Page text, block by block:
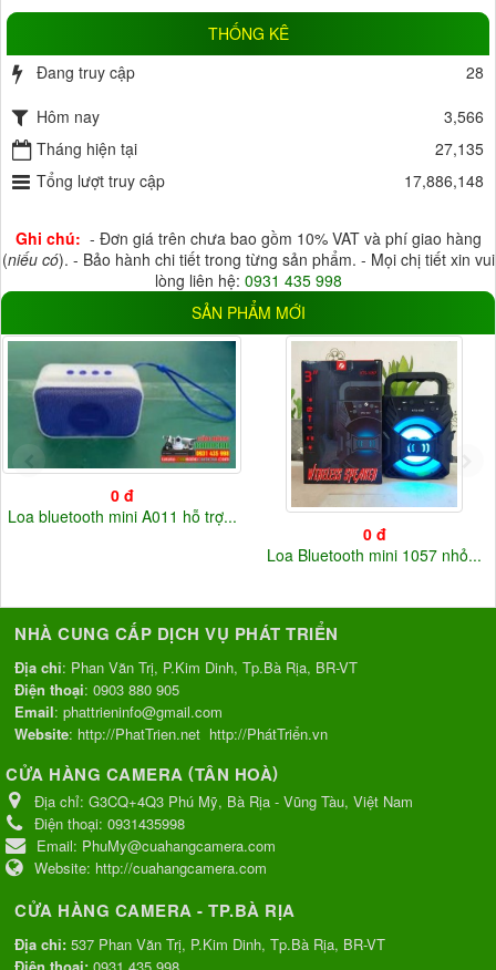
3 tháng(3) 4 tháng(0)
5 tháng(0) 6 tháng(6)
7 tháng(0)
9 tháng(1)
11 tháng(0)
18 tháng(3)
HDD(6) Thẻ Nhớ(26)
Cloud(17)
ĐIỆN ÁP
(37)
220V(3) Điện áp khác(20)
THỐNG KÊ
Đang truy cập
28
Hôm nay
3,566
Tháng hiện tại
27,135
Tổng lượt truy cập
17,886,148
Ghi chú: - Đơn giá trên chưa bao gồm 10% VAT và phí giao hàng
(niếu có). - Bảo hành chi tiết trong từng sản phẩm. - Mọi chị tiết xin vui
lòng liên hệ: 0931 435 998
SẢN PHẨM MỚI
0 đ
Loa bluetooth mini A011 hỗ trợ...
0 đ
Loa Bluetooth mini 1057 nhỏ...
NHÀ CUNG CẤP DỊCH VỤ PHÁT TRIỂN
Địa chỉ: Phan Văn Trị, P.Kim Dinh, Tp.Bà Rịa, BR-VT
Điện thoại: 0903 880 905
Email: phattrieninfo@gmail.com
Website: http://PhatTrien.net http://PhátTriển.vn
CỬA HÀNG CAMERA (TÂN HOÀ)
Địa chỉ: G3CQ+4Q3 Phú Mỹ, Bà Rịa - Vũng Tàu, Việt Nam
Điện thoại: 0931435998
Email: PhuMy@cuahangcamera.com
Website: http://cuahangcamera.com
CỬA HÀNG CAMERA - TP.BÀ RỊA
Địa chỉ: 537 Phan Văn Trị, P.Kim Dinh, Tp.Bà Rịa, BR-VT